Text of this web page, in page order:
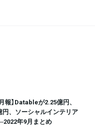
報】Datableが2.25億円、
円、ソーシャルインテリア
年9月まとめ